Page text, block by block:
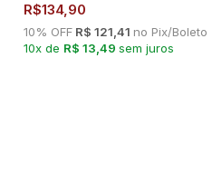
R$134,90
10% OFF R$ 121,41 no Pix/Boleto
10x de R$ 13,49 sem juros